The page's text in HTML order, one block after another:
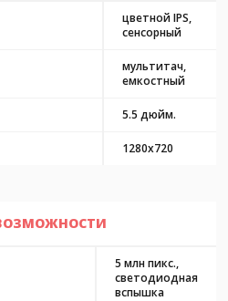
цветной IPS,
сенсорный
мультитач,
емкостный
5.5 дюйм.
1280x720
5 млн пикс.,
светодиодная
вспышка